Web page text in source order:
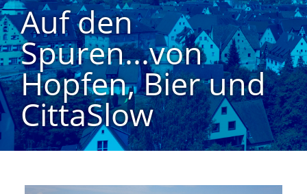
Auf den
Spuren...von
Hopfen, Bier und
CittaSlow